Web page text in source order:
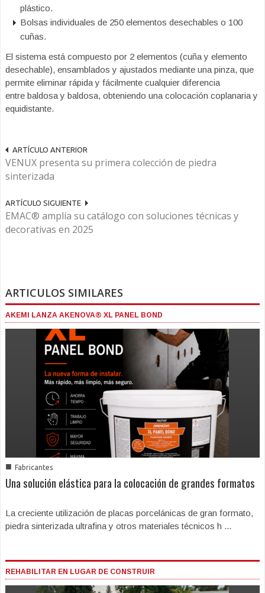
plástico.
Bolsas individuales de 250 elementos desechables o 100
cuñas.
El sistema está compuesto por 2 elementos (cuña y elemento
desechable), ensamblados y ajustados mediante una pinza, que
permite eliminar rápida y fácilmente cualquier diferencia
entre baldosa y baldosa, obteniendo una colocación coplanaria y
equidistante.
ARTÍCULO ANTERIOR
VENUX presenta su primera colección de piedra
sinterizada
ARTÍCULO SIGUIENTE
EMAC® amplía su catálogo con soluciones técnicas y
decorativas en 2025
ARTICULOS SIMILARES
AKEMI LANZA AKENOVA® XL PANEL BOND
■ Fabricantes
Una solución elástica para la colocación de grandes formatos
La creciente utilización de placas porcelánicas de gran formato,
piedra sinterizada ultrafina y otros materiales técnicos h ...
REHABILITAR EN LUGAR DE CONSTRUIR